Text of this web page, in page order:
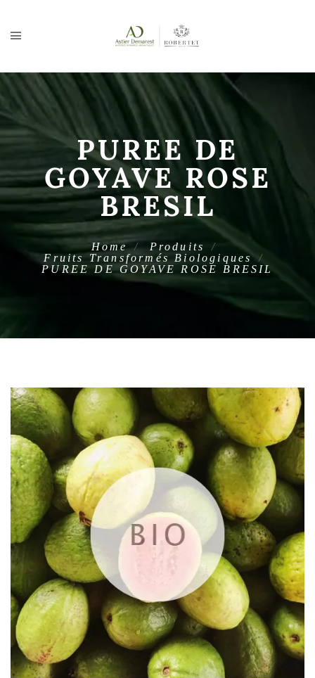
PUREE DE
GOYAVE ROSE
BRESIL
Home
Produits
Fruits Transformés Biologiques
PUREE DE GOYAVE ROSE BRESIL